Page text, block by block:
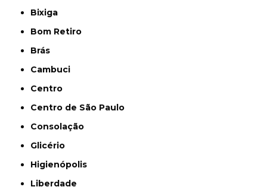
Bixiga
Bom Retiro
Brás
Cambuci
Centro
Centro de São Paulo
Consolação
Glicério
Higienópolis
Liberdade